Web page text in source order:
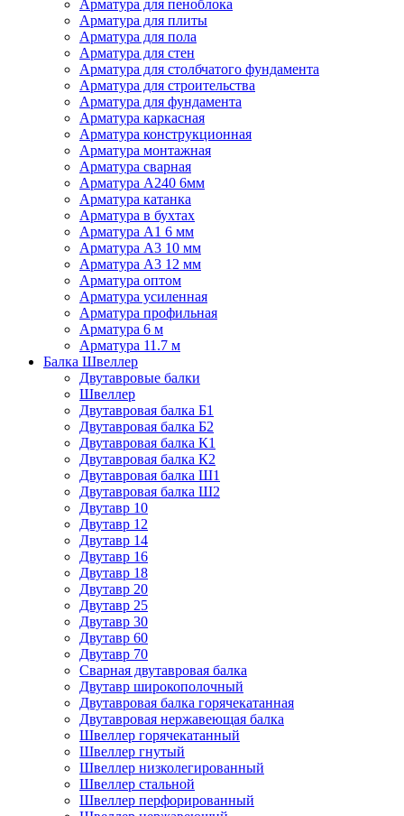
Арматура для пеноблока
Арматура для плиты
Арматура для пола
Арматура для стен
Арматура для столбчатого фундамента
Арматура для строительства
Арматура для фундамента
Арматура каркасная
Арматура конструкционная
Арматура монтажная
Арматура сварная
Арматура А240 6мм
Арматура катанка
Арматура в бухтах
Арматура А1 6 мм
Арматура А3 10 мм
Арматура А3 12 мм
Арматура оптом
Арматура усиленная
Арматура профильная
Арматура 6 м
Арматура 11.7 м
Балка Швеллер
Двутавровые балки
Швеллер
Двутавровая балка Б1
Двутавровая балка Б2
Двутавровая балка К1
Двутавровая балка К2
Двутавровая балка Ш1
Двутавровая балка Ш2
Двутавр 10
Двутавр 12
Двутавр 14
Двутавр 16
Двутавр 18
Двутавр 20
Двутавр 25
Двутавр 30
Двутавр 60
Двутавр 70
Сварная двутавровая балка
Двутавр широкополочный
Двутавровая балка горячекатанная
Двутавровая нержавеющая балка
Швеллер горячекатанный
Швеллер гнутый
Швеллер низколегированный
Швеллер стальной
Швеллер перфорированный